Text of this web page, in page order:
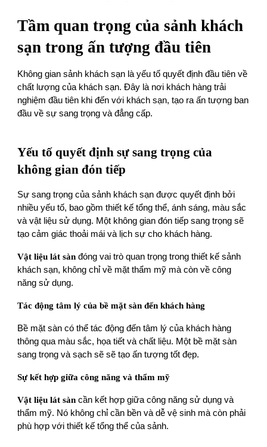
Tầm quan trọng của sảnh khách
sạn trong ấn tượng đầu tiên
Không gian sảnh khách sạn là yếu tố quyết định đầu tiên về
chất lượng của khách sạn. Đây là nơi khách hàng trải
nghiệm đầu tiên khi đến với khách sạn, tạo ra ấn tượng ban
đầu về sự sang trọng và đẳng cấp.
Yếu tố quyết định sự sang trọng của
không gian đón tiếp
Sự sang trọng của sảnh khách sạn được quyết định bởi
nhiều yếu tố, bao gồm thiết kế tổng thể, ánh sáng, màu sắc
và vật liệu sử dụng. Một không gian đón tiếp sang trọng sẽ
tạo cảm giác thoải mái và lịch sự cho khách hàng.
Vật liệu lát sàn đóng vai trò quan trọng trong thiết kế sảnh
khách sạn, không chỉ về mặt thẩm mỹ mà còn về công
năng sử dụng.
Tác động tâm lý của bề mặt sàn đến khách hàng
Bề mặt sàn có thể tác động đến tâm lý của khách hàng
thông qua màu sắc, họa tiết và chất liệu. Một bề mặt sàn
sang trọng và sạch sẽ sẽ tạo ấn tượng tốt đẹp.
Sự kết hợp giữa công năng và thẩm mỹ
Vật liệu lát sàn cần kết hợp giữa công năng sử dụng và
thẩm mỹ. Nó không chỉ cần bền và dễ vệ sinh mà còn phải
phù hợp với thiết kế tổng thể của sảnh.